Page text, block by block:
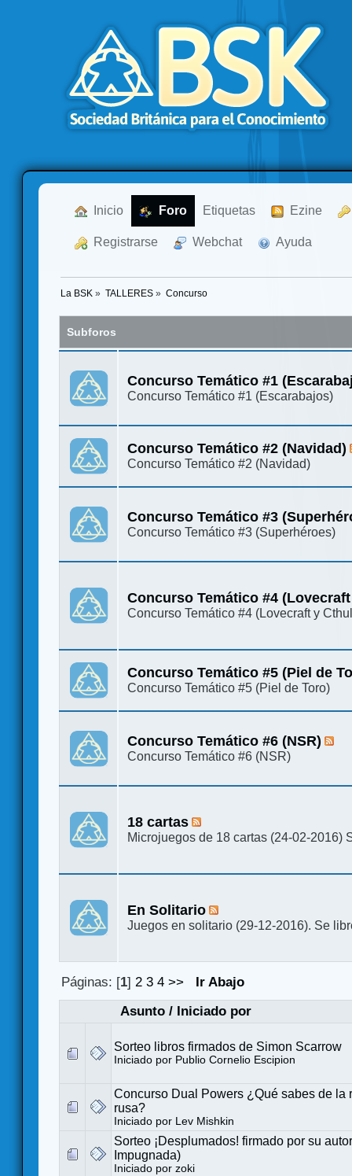
Inicio Foro Etiquetas Ezine
Registrarse Webchat Ayuda
La BSK » TALLERES» Concurso
Subforos
Concurso Temático #1
Concurso Temático #1 (Escarabajos)
Concurso Temático #2 (Navidad)
Concurso Temático #2 (Navidad)
Concurso Temático #3
Concurso Temático #3 (Superhéroes)
Concurso Temático #4
Concurso Temático #4 (Lovecraft y
Concurso Temático #5 (Piel de
Concurso Temático #5 (Piel de Toro)
Concurso Temático #6 (NSR)
Concurso Temático #6 (NSR)
18 cartas
Microjuegos de 18 cartas (24-02-2016)
En Solitario
Juegos en solitario (29-12-2016). Se
Páginas: [1]2 3 4 >>
Ir Abajo
Asunto/ Iniciado por
Sorteo libros firmados de Simon Scarrow
Iniciado por Publio Cornelio Escipion
Concurso Dual Powers ¿Qué sabes de la
rusa?
Iniciado por Lev Mishkin
Sorteo ¡Desplumados! firmado por su
Impugnada)
Iniciado por zoki